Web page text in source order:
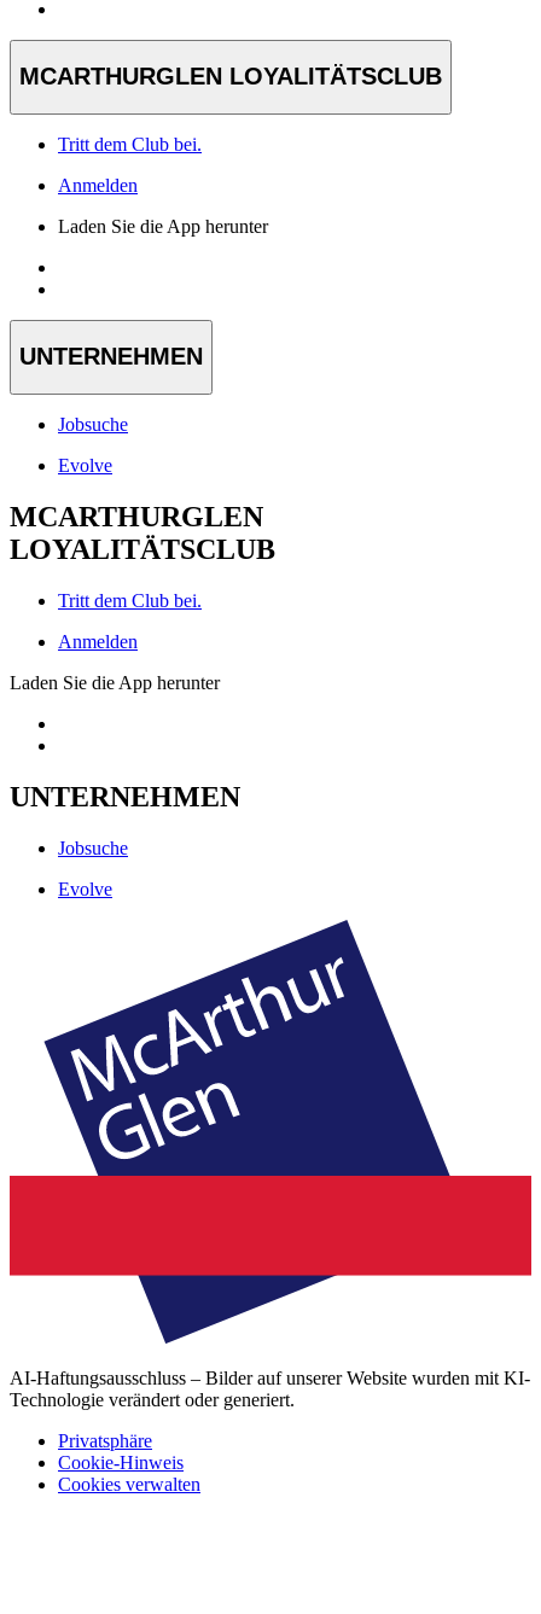
MCARTHURGLEN LOYALITÄTSCLUB
Tritt dem Club bei.
Anmelden
Laden Sie die App herunter
UNTERNEHMEN
Jobsuche
Evolve
MCARTHURGLEN
LOYALITÄTSCLUB
Tritt dem Club bei.
Anmelden
Laden Sie die App herunter
UNTERNEHMEN
Jobsuche
Evolve
AI-Haftungsausschluss – Bilder auf unserer Website wurden mit KI-
Technologie verändert oder generiert.
Privatsphäre
Cookie-Hinweis
Cookies verwalten